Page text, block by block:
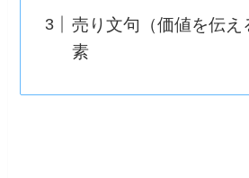
売り文句（価値を伝え
素